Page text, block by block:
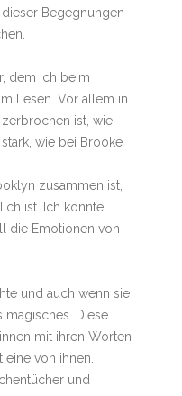
dieser Begegnungen
dem ich beim
Lesen. Vor allem in
ist, wie
wie bei Brooke
zusammen ist,
ist. Ich konnte
die Emotionen von
und auch wenn sie
magisches. Diese
mit ihren Worten
eine von ihnen.
und